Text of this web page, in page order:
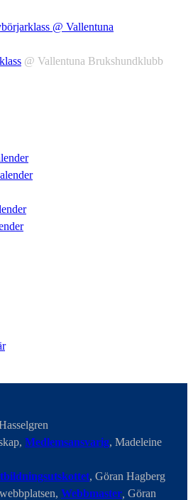
@ Vallentuna
@ Vallentuna Brukshundklubb
.
Medlemsansvarig, Madeleine
, Göran Hagberg
Webbmaster Göran